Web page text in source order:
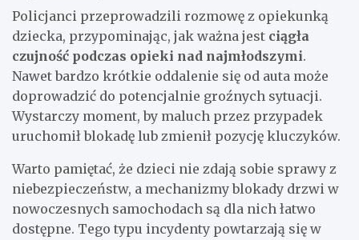
Policjanci przeprowadzili rozmowę z opiekunką
dziecka, przypominając, jak ważna jest ciągła
czujność podczas opieki nad najmłodszymi.
Nawet bardzo krótkie oddalenie się od auta może
doprowadzić do potencjalnie groźnych sytuacji.
Wystarczy moment, by maluch przez przypadek
uruchomił blokadę lub zmienił pozycję kluczyków.
Warto pamiętać, że dzieci nie zdają sobie sprawy z
niebezpieczeństw, a mechanizmy blokady drzwi w
nowoczesnych samochodach są dla nich łatwo
dostępne. Tego typu incydenty powtarzają się w